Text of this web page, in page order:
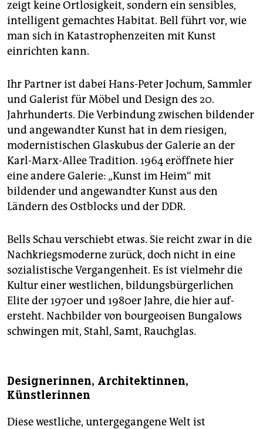
zeigt keine Ortlosigkeit, sondern ein sensibles,
intelligent gemachtes Habitat. Bell führt vor, wie
man sich in Katastrophenzeiten mit Kunst
einrichten kann.
Ihr Partner ist dabei Hans-Peter Jochum, Sammler
und Galerist für Möbel und Design des 20.
Jahrhunderts. Die Verbindung zwischen bildender
und angewandter Kunst hat in dem riesigen,
modernistischen Glaskubus der Galerie an der
Karl-Marx-Allee Tradition. 1964 eröffnete hier
eine andere Galerie: „Kunst im Heim“ mit
bildender und angewandter Kunst aus den
Ländern des Ostblocks und der DDR.
Bells Schau verschiebt etwas. Sie reicht zwar in die
Nachkriegsmoderne zurück, doch nicht in eine
sozialistische Vergangenheit. Es ist vielmehr die
Kultur einer westlichen, bildungs­bürgerlichen
Elite der 1970er und 1980er Jahre, die hier auf­
ersteht. Nachbilder von bourgeoisen Bungalows
schwingen mit, Stahl, Samt, Rauchglas.
Designerinnen, Architektinnen,
Künstlerinnen
Diese westliche, untergegangene Welt ist